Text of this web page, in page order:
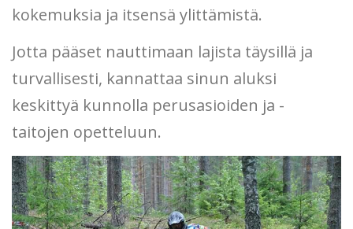
kokemuksia ja itsensä ylittämistä.
Jotta pääset nauttimaan lajista täysillä ja
turvallisesti, kannattaa sinun aluksi
keskittyä kunnolla perusasioiden ja -
taitojen opetteluun.